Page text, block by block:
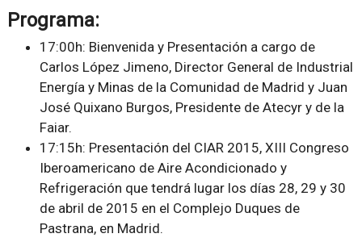
Programa:
17:00h: Bienvenida y Presentación a cargo de
Carlos López Jimeno, Director General de Industrial
Energía y Minas de la Comunidad de Madrid y Juan
José Quixano Burgos, Presidente de Atecyr y de la
Faiar.
17:15h: Presentación del CIAR 2015, XIII Congreso
Iberoamericano de Aire Acondicionado y
Refrigeración que tendrá lugar los días 28, 29 y 30
de abril de 2015 en el Complejo Duques de
Pastrana, en Madrid.